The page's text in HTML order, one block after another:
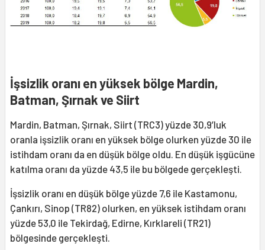
İşsizlik oranı en yüksek bölge Mardin,
Batman, Şırnak ve Siirt
Mardin, Batman, Şırnak, Siirt (TRC3) yüzde 30,9’luk
oranla işsizlik oranı en yüksek bölge olurken yüzde 30 ile
istihdam oranı da en düşük bölge oldu. En düşük işgücüne
katılma oranı da yüzde 43,5 ile bu bölgede gerçekleşti.
İşsizlik oranı en düşük bölge yüzde 7,6 ile Kastamonu,
Çankırı, Sinop (TR82) olurken, en yüksek istihdam oranı
yüzde 53,0 ile Tekirdağ, Edirne, Kırklareli (TR21)
bölgesinde gerçekleşti.